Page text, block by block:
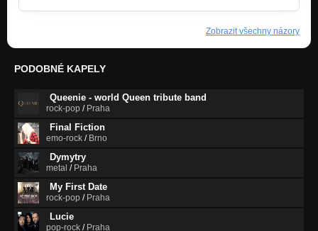
Zobrazit všechny názory
PODOBNÉ KAPELY
Queenie - world Queen tribute band
rock-pop / Praha
Final Fiction
emo-rock / Brno
Dymytry
metal / Praha
My First Date
rock-pop / Praha
Lucie
pop-rock / Praha